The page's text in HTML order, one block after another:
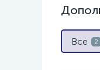
Все 2